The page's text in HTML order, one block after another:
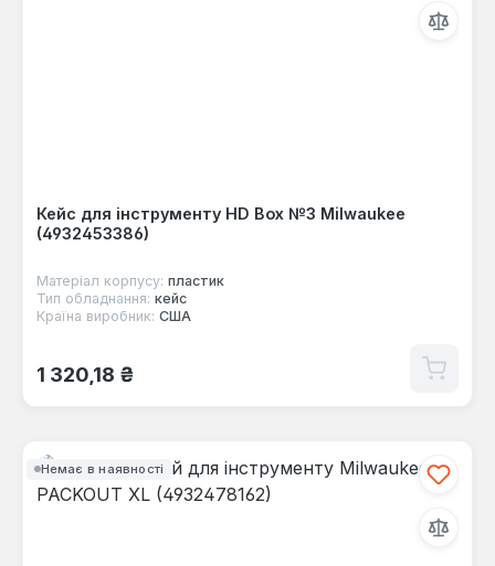
Кейс для інструменту HD Box №3 Milwaukee
(4932453386)
Матеріал корпусу: пластик
Тип обладнання: кейс
Країна виробник: США
Звичайна ціна:
1 320,18 ₴
Немає в наявності